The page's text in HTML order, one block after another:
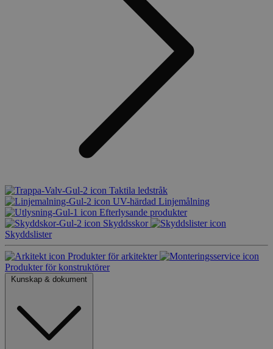
Taktila ledstråk
UV-härdad Linjemålning
Efterlysande produkter
Skyddsskor
Skyddslister
Produkter för arkitekter
Produkter för konstruktörer
Kunskap & dokument